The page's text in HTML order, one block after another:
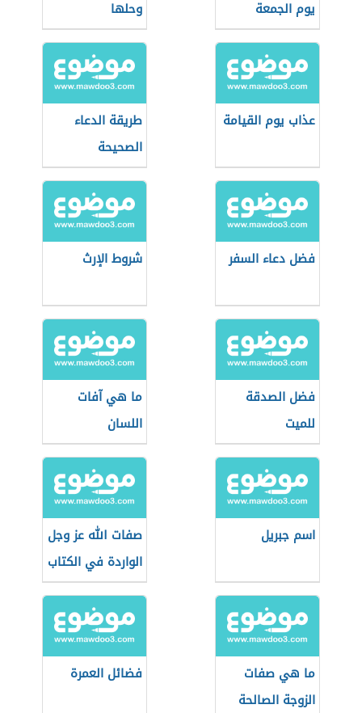
يوم الجمعة وحلها
عذاب يوم القيامة
طريقة الدعاء
الصحيحة
فضل دعاء السفر شروط الإرث
فضل الصدقة
للميت
ما هي آفات
اللسان
اسم جبريل
صفات الله عز وجل
الواردة في الكتاب
والسنة
ما هي صفات
الزوجة الصالحة
فضائل العمرة